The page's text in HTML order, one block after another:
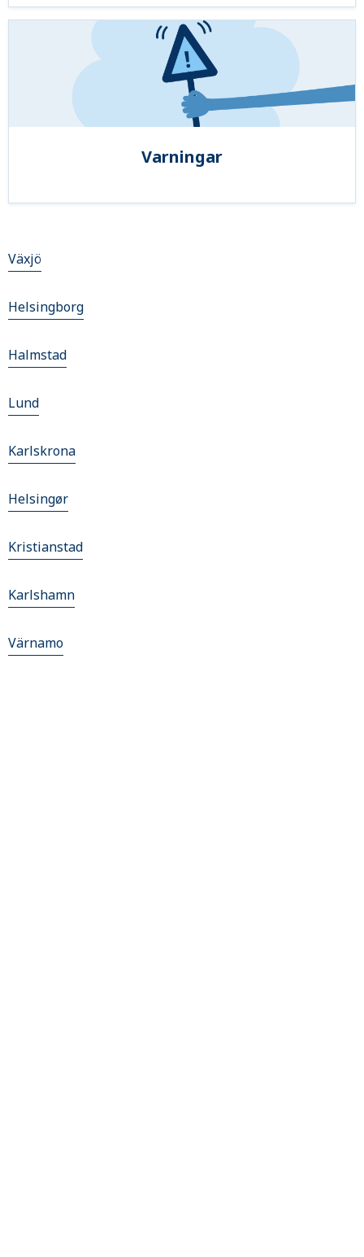
Varningar
Växjö
Helsingborg
Halmstad
Lund
Karlskrona
Helsingør
Kristianstad
Karlshamn
Värnamo